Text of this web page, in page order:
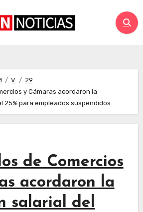
V
29
y Cámaras acordaron la
25% para empleados suspendidos
de Comercios
acordaron la
salarial del